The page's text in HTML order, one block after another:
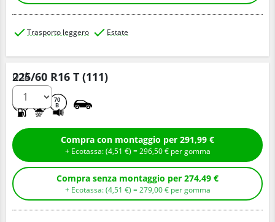
Trasporto leggero Estate
225/60 R16 T (111)
70
B
Q.tà
Compra con montaggio per 291,99 €
+ Ecotassa: (4,51 € ) =296,50€ per gomma
Compra senza montaggio per 274,49 €
+ Ecotassa: (4,51 € ) =279,00€ per gomma